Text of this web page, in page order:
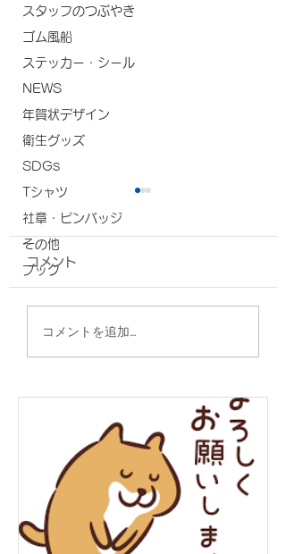
スタッフのつぶやき
ゴム風船
ステッカー・シール
NEWS
年賀状デザイン
衛生グッズ
SDGs
Tシャツ
社章・ピンバッジ
その他
ブック
タンブラー/株式会社ス
ターハウジング 様
コメント
コメントを追加…